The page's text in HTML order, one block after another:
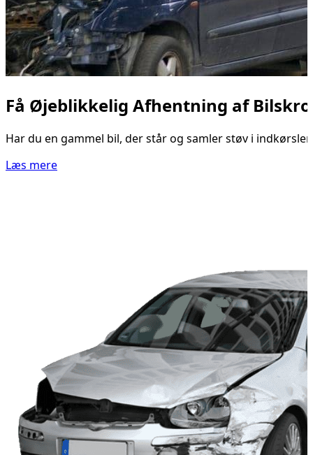
Få Øjeblikkelig Afhentning af
Har du en gammel bil, der står og samler støv i
Læs mere